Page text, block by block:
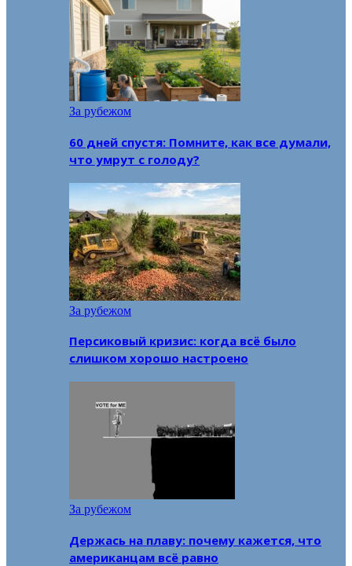
За рубежом
60 дней спустя: Помните, как все думали,
что умрут с голоду?
За рубежом
Персиковый кризис: когда всё было
слишком хорошо настроено
За рубежом
Держась на плаву: почему кажется, что
американцам всё равно